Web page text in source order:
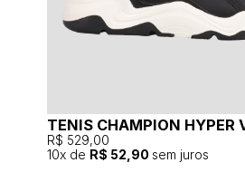
TENIS CHAMPION HYPER
R$ 529,00
10x de R$ 52,90 sem juros